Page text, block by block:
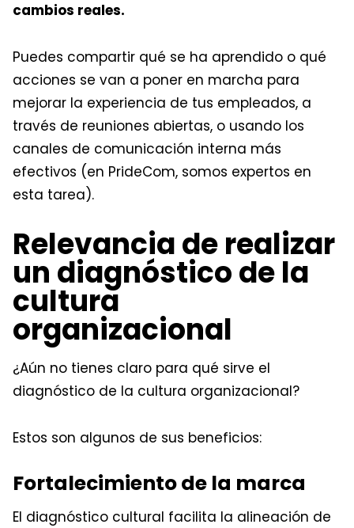
cambios reales.
Puedes compartir qué se ha aprendido o qué
acciones se van a poner en marcha para
mejorar la experiencia de tus empleados, a
través de reuniones abiertas, o usando los
canales de comunicación interna más
efectivos (en PrideCom, somos expertos en
esta tarea).
Relevancia de realizar
un diagnóstico de la
cultura
organizacional
¿Aún no tienes claro para qué sirve el
diagnóstico de la cultura organizacional?
Estos son algunos de sus beneficios:
Fortalecimiento de la marca
El diagnóstico cultural facilita la alineación de